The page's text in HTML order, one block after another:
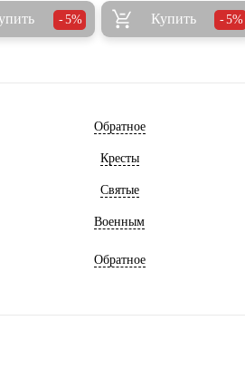
5% Купить 5%
Обратное
Кресты
Святые
Военным
Обратное